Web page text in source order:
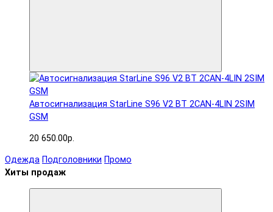
Автосигнализация StarLine S96 V2 BT 2CAN-4LIN 2SIM
GSM
20 650.00р.
Одежда Подголовники Промо
Хиты продаж